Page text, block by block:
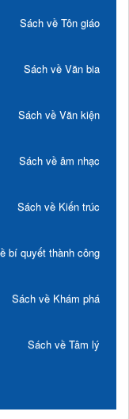
Sách về Tôn giáo
Sách về Văn bia
Sách về Văn kiện
Sách về âm nhạc
Sách về Kiến trúc
bí quyết thành công
Sách về Khám phá
Sách về Tâm lý